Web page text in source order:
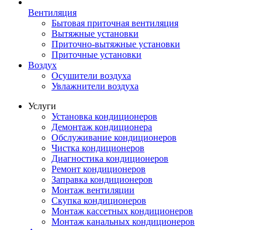
Вентиляция
Бытовая приточная вентиляция
Вытяжные установки
Приточно-вытяжные установки
Приточные установки
Воздух
Осушители воздуха
Увлажнители воздуха
Услуги
Установка кондиционеров
Демонтаж кондиционера
Обслуживание кондиционеров
Чистка кондиционеров
Диагностика кондиционеров
Ремонт кондиционеров
Заправка кондиционеров
Монтаж вентиляции
Скупка кондиционеров
Монтаж кассетных кондиционеров
Монтаж канальных кондиционеров